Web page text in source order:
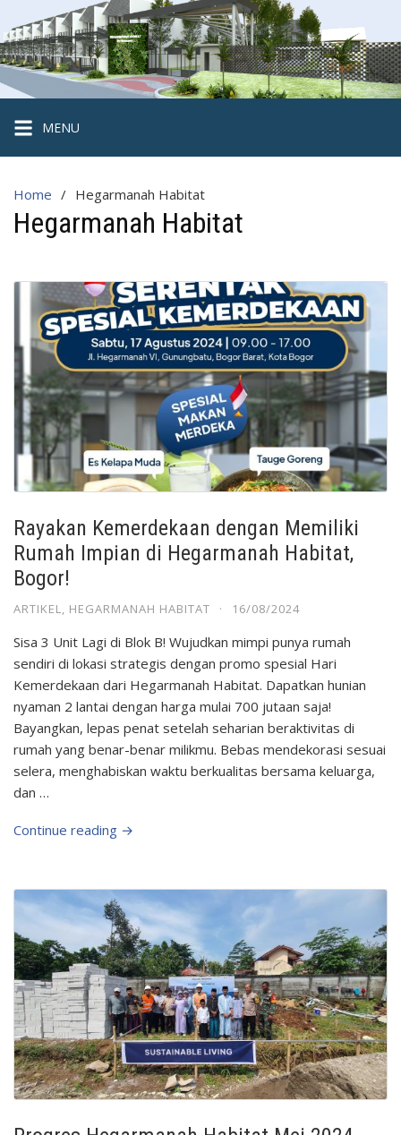
to
content
Hegarmanah
Habitat
Cluster
Strategis
di
MENU
Home Hegarmanah Habitat
Hegarmanah Habitat
Rayakan Kemerdekaan dengan Memiliki
Rumah Impian di Hegarmanah Habitat,
Bogor!
ARTIKEL HEGARMANAH HABITAT · 16/08/2024
Sisa 3 Unit Lagi di Blok B! Wujudkan mimpi punya rumah
sendiri di lokasi strategis dengan promo spesial Hari
Kemerdekaan dari Hegarmanah Habitat. Dapatkan hunian
nyaman 2 lantai dengan harga mulai 700 jutaan saja!
Bayangkan, lepas penat setelah seharian beraktivitas di
rumah yang benar-benar milikmu. Bebas mendekorasi sesuai
selera, menghabiskan waktu berkualitas bersama keluarga,
dan …
Continue reading →